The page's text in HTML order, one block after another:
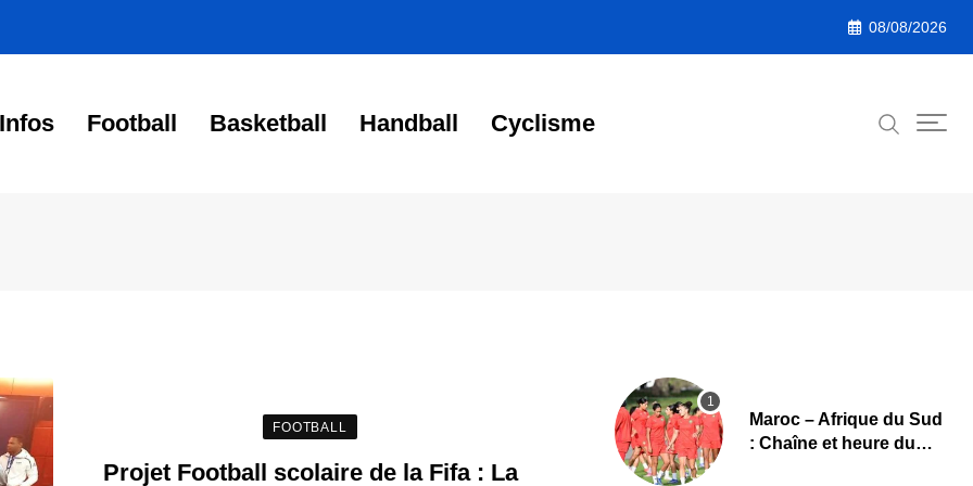
08/08/2026
Infos Football Basketball Handball Cyclisme
FOOTBALL
Projet Football scolaire de la Fifa : La
Maroc – Afrique du Sud
: Chaîne et heure du